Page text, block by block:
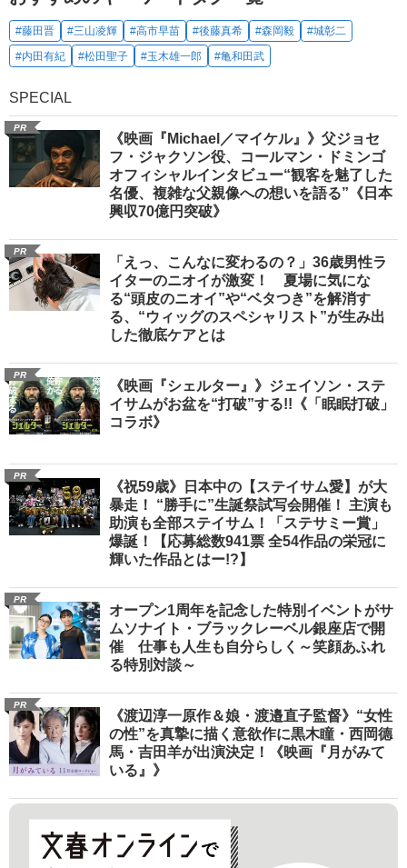
#藤田晋 #三山凌輝 #高市早苗 #後藤真希 #森岡毅
#城彰二
#内田有紀
#松田聖子 #玉木雄一郎 #亀和田武
SPECIAL
PR
《映画『Michael／マイケル』》父ジョセ
フ・ジャクソン役、コールマン・ドミンゴ
オフィシャルインタビュー“観客を魅了した
名優、複雑な父親像への想いを語る”《日本
興収70億円突破》
PR
「えっ、こんなに変わるの？」36歳男性ラ
イターのニオイが激変！ 夏場に気にな
る“頭皮のニオイ”や“ベタつき”を解消す
る、“ウィッグのスペシャリスト”が生み出
した徹底ケアとは
PR
《映画『シェルター』》ジェイソン・ステ
イサムがお盆を“打破”する!!《「眠眠打破」
コラボ》
PR
《祝59歳》日本中の【ステイサム愛】が大
暴走！ “勝手に”生誕祭試写会開催！ 主演も
助演も全部ステイサム！「ステサミー賞」
爆誕！【応募総数941票 全54作品の栄冠に
輝いた作品とはー!?】
PR
オープン1周年を記念した特別イベントがサ
ムソナイト・ブラックレーベル銀座店で開
催 仕事も人生も自分らしく～笑顔あふれ
る特別対談～
PR
《渡辺淳一原作＆娘・渡邉直子監督》“女性
の性”を真摯に描く意欲作に黒木瞳・西岡德
馬・吉田羊が出演決定！《映画『月がみて
いる』》